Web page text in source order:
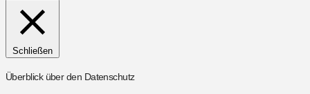
Schließen
Überblick über den Datenschutz